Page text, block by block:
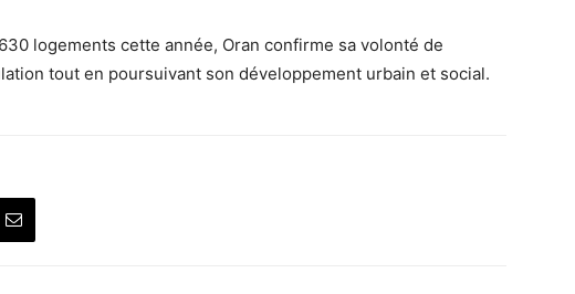
logements cette année, Oran confirme sa volonté de
tout en poursuivant son développement urbain et social.